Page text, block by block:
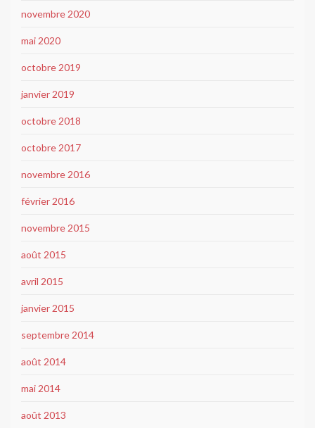
novembre 2020
mai 2020
octobre 2019
janvier 2019
octobre 2018
octobre 2017
novembre 2016
février 2016
novembre 2015
août 2015
avril 2015
janvier 2015
septembre 2014
août 2014
mai 2014
août 2013